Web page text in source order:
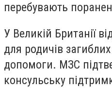
перебувають
У Великій Британії
для родичів
допомоги. МЗС
консульську